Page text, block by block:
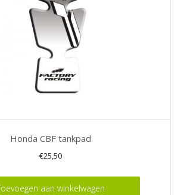
Honda CBF tankpad
€25,50
aan winkelwagen